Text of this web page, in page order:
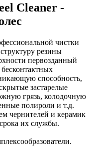
Cleaner -
чистки
резины
первозданный
способность,
застарелые
грязь, колодочную
полироли и т.д.
чернителей и керамик
их службы.